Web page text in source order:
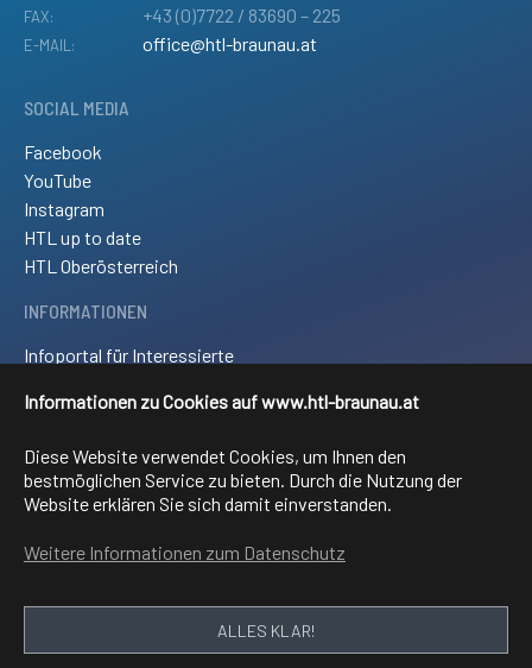
Informationen zu Cookies auf www.htl-braunau.at
Diese Website verwendet Cookies, um Ihnen den
bestmöglichen Service zu bieten. Durch die Nutzung der
Website erklären Sie sich damit einverstanden.
Weitere Informationen zum Datenschutz
ALLES KLAR!
FAX: +43 (0)7722 / 83690 – 225
E-MAIL: office@htl-braunau.at
SOCIAL MEDIA
Facebook
YouTube
Instagram
HTL up to date
HTL Oberösterreich
INFORMATIONEN
Infoportal für Interessierte
Downloads
Sitemap
FACHRICHTUNGEN
Elektronik und technische Informatik
Informationstechnologie